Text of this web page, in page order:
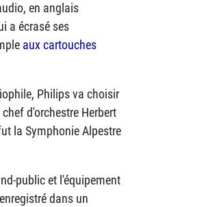
en anglais
a écrasé ses
aux cartouches
Philips va choisir
d'orchestre Herbert
la Symphonie Alpestre
public et l'équipement
dans un